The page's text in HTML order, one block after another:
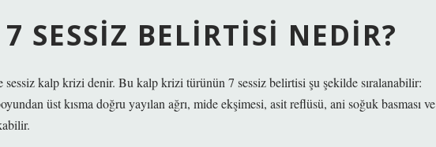
SESSIZ BELIRTISI NEDIR?
kalp krizi denir. Bu kalp krizi türünün 7 sessiz belirtisi şu şekilde sıralanabilir:
üst kısma doğru yayılan ağrı, mide ekşimesi, asit reflüsü, ani soğuk basması ve